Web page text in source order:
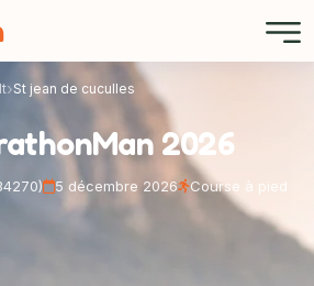
St jean de cuculles
2026
5 décembre 2026 Course à pied
cookies